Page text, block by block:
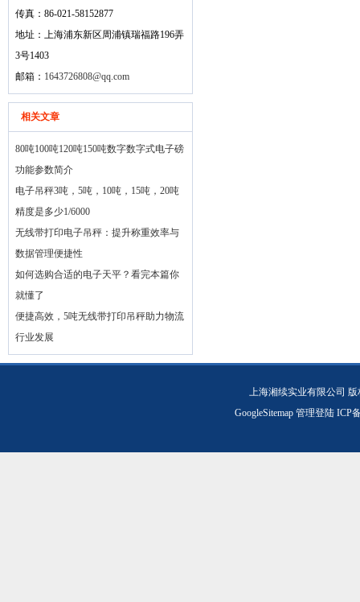
传真：86-021-58152877
地址：上海浦东新区周浦镇瑞福路196弄
3号1403
邮箱： 1643726808@qq.com
相关文章
80吨100吨120吨150吨数字数字式电子磅
功能参数简介
电子吊秤3吨，5吨，10吨，15吨，20吨
精度是多少1/6000
无线带打印电子吊秤：提升称重效率与
数据管理便捷性
如何选购合适的电子天平？看完本篇你
就懂了
便捷高效，5吨无线带打印吊秤助力物流
行业发展
上海湘续实业有限公司
GoogleSitemap 管理登陆ICP